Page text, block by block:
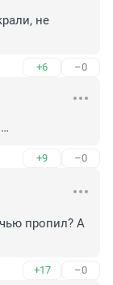
не
+6 –0
+9 –0
пропил? А
+17 –0